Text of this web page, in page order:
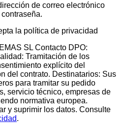
de correo electrónico
la política de privacidad
SL Contacto DPO:
Tramitación de los
explícito del
del contrato. Destinatarios: Sus
para tramitar su pedido
servicio técnico, empresas de
normativa europea.
y suprimir los datos. Consulte
.